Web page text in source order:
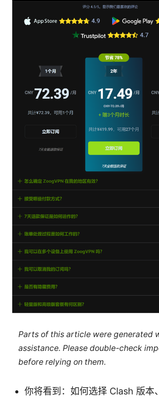
Parts of this article were generated
assistance. Please double-check
before relying on them.
你将看到：如何选择 Clash 版本